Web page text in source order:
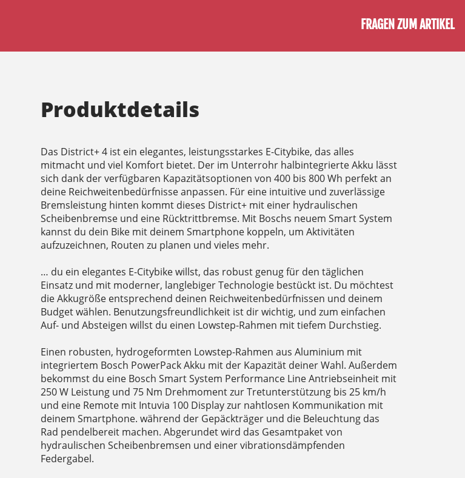
FRAGEN ZUM ARTIKEL
Produktdetails
Das District+ 4 ist ein elegantes, leistungsstarkes E-Citybike, das alles
mitmacht und viel Komfort bietet. Der im Unterrohr halbintegrierte Akku lässt
sich dank der verfügbaren Kapazitätsoptionen von 400 bis 800 Wh perfekt an
deine Reichweitenbedürfnisse anpassen. Für eine intuitive und zuverlässige
Bremsleistung hinten kommt dieses District+ mit einer hydraulischen
Scheibenbremse und eine Rücktrittbremse. Mit Boschs neuem Smart System
kannst du dein Bike mit deinem Smartphone koppeln, um Aktivitäten
aufzuzeichnen, Routen zu planen und vieles mehr.
… du ein elegantes E-Citybike willst, das robust genug für den täglichen
Einsatz und mit moderner, langlebiger Technologie bestückt ist. Du möchtest
die Akkugröße entsprechend deinen Reichweitenbedürfnissen und deinem
Budget wählen. Benutzungsfreundlichkeit ist dir wichtig, und zum einfachen
Auf- und Absteigen willst du einen Lowstep-Rahmen mit tiefem Durchstieg.
Einen robusten, hydrogeformten Lowstep-Rahmen aus Aluminium mit
integriertem Bosch PowerPack Akku mit der Kapazität deiner Wahl. Außerdem
bekommst du eine Bosch Smart System Performance Line Antriebseinheit mit
250 W Leistung und 75 Nm Drehmoment zur Tretunterstützung bis 25 km/h
und eine Remote mit Intuvia 100 Display zur nahtlosen Kommunikation mit
deinem Smartphone. während der Gepäckträger und die Beleuchtung das
Rad pendelbereit machen. Abgerundet wird das Gesamtpaket von
hydraulischen Scheibenbremsen und einer vibrationsdämpfenden
Federgabel.